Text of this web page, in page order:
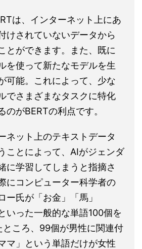
は、インターネット上にあ
けされていないデータから
とができます。また、既に
を使って新たなモデルを生
可能。これによって、少な
でさまざまなタスクに特化
のがBERTの利点です。
ネット上のテキストデータ
ことによって、AIがジェンダ
に学習してしまうと指摘さ
にコンピューター科学者の
ー氏が「お金」「馬」
いった一般的な単語100個を
ところ、99個が男性に関連付
マ」という単語だけが女性